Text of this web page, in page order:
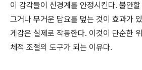
이 감각들이 신경계를 안정시킨다. 불안
그거나 무거운 담요를 덮는 것이 효과가
게감은 실제로 작동한다. 이것이 단순한
체적 조절의 도구가 되는 이유다.